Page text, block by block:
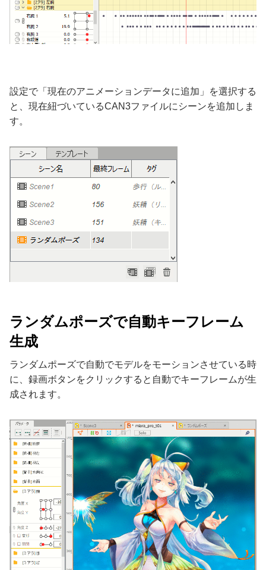
設定で「現在のアニメーションデータに追加」を選択する
と、現在紐づいているCAN3ファイルにシーンを追加しま
す。
ランダムポーズで自動キーフレーム
生成
ランダムポーズで自動でモデルをモーションさせている時
に、録画ボタンをクリックすると自動でキーフレームが生
成されます。